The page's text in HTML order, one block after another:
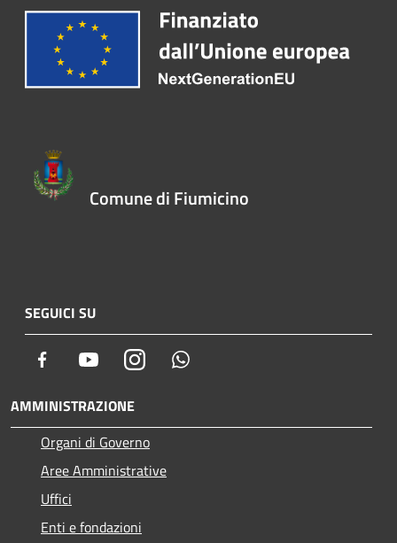
Comune di Fiumicino
SEGUICI SU
Facebook YoutubeInstagram
AMMINISTRAZIONE
Organi di Governo
Aree Amministrative
Uffici
Enti e fondazioni